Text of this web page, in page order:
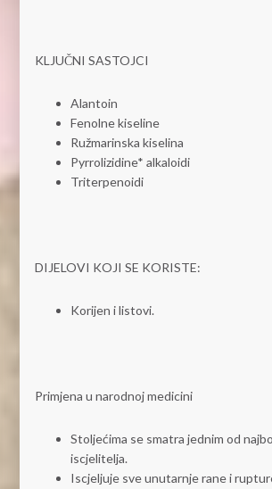
KLJUČNI SASTOJCI
Alantoin
Fenolne kiseline
Ružmarinska kiselina
Pyrrolizidine* alkaloidi
Triterpenoidi
DIJELOVI KOJI SE KORISTE:
Korijen i listovi.
Primjena u narodnoj medicini
Stoljećima se smatra jednim od
iscjelitelja.
Iscjeljuje sve unutarnje rane i